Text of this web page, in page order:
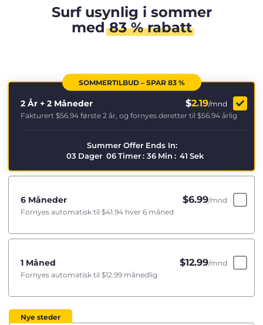
Surf usynlig i sommer
med83 % rabatt
SOMMERTILBUD – SPAR 83 %
2 År + 2 Måneder $2.19/mnd
Fakturert $56.94 første 2 år, og fornyes deretter til $56.94 årlig
Summer Offer Ends In:
03 Dager 06 Timer : 36 Min : 40 Sek
6 Måneder $6.99/mnd
Fornyes automatisk til $41.94 hver 6 måned
1 Måned $12.99/mnd
Fornyes automatisk til $12.99 månedlig
Nye steder